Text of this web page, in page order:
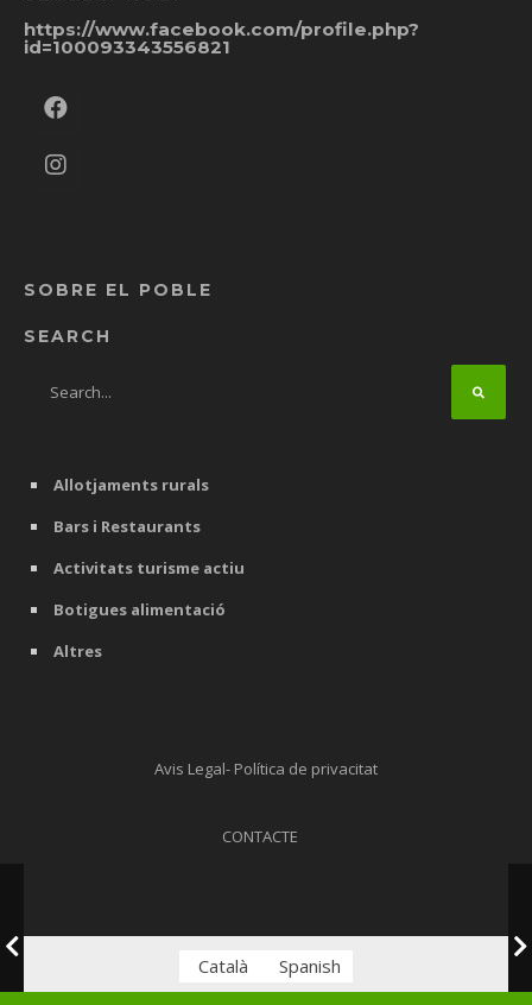
https://www.facebook.com/profile.php?
id=100093343556821
SOBRE EL POBLE
SEARCH
Allotjaments rurals
Bars i Restaurants
Activitats turisme actiu
Botigues alimentació
Altres
Avis Legal- Política de privacitat
CONTACTE
Català Spanish